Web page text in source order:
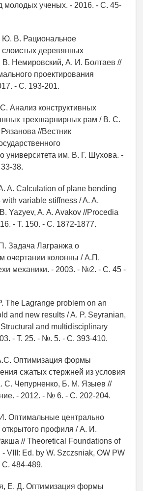
молодых ученых. - 2016. - С. 45-
Ю. В. Рациональное
слоистых деревянных
В. Немировский, А. И. Болтаев //
проектирования
- С. 193-201.
Анализ конструктивных
трехшарнирных рам / В. С.
//Вестник
университета им. В. Г. Шухова. -
38.
A. Calculation of plane bending
variable stiffness / A. A.
Yazyev, A. A. Avakov //Procedia
- Т. 150. - С. 1872-1877.
Задача Лагранжа о
очертании колонны / А.П.
механики. - 2003. - №2. - С. 45 -
The Lagrange problem on an
and new results / A. P. Seyranian,
and multidisciplinary
- Т. 25. - №. 5. - С. 393-410.
Оптимизация формы
сжатых стержней из условия
С. Чепурненко, Б. М. Языев //
- 2012. - № 6. - С. 202-204.
Оптимальные центрально
профиля / А. И.
// Theoretical Foundations of
VІІІ: Ed. by W. Szczsniak, OW PW
С. 484-489.
Е. Д. Оптимизация формы